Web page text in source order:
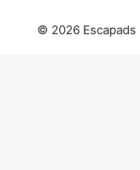
© 2026 Escapads